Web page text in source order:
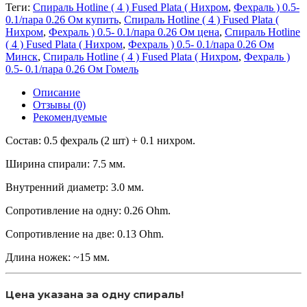
Теги: Спираль Hotline ( 4 ) Fused Plata ( Нихром, Фехраль ) 0.5-
0.1/пара 0.26 Ом купить, Спираль Hotline ( 4 ) Fused Plata (
Нихром, Фехраль ) 0.5- 0.1/пара 0.26 Ом цена, Спираль Hotline
( 4 ) Fused Plata ( Нихром, Фехраль ) 0.5- 0.1/пара 0.26 Ом
Минск, Спираль Hotline ( 4 ) Fused Plata ( Нихром, Фехраль )
0.5- 0.1/пара 0.26 Ом Гомель
Описание
Отзывы (0)
Рекомендуемые
Состав: 0.5 фехраль (2 шт) + 0.1 нихром.
Ширина спирали: 7.5 мм.
Внутренний диаметр: 3.0 мм.
Сопротивление на одну: 0.26 Ohm.
Сопротивление на две: 0.13 Ohm.
Длина ножек: ~15 мм.
Цена указана за одну спираль!